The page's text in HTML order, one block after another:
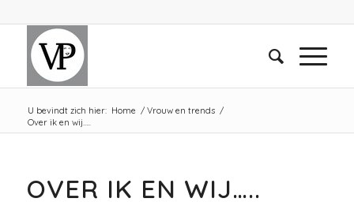
U bevindt zich hier: Home / Vrouw en trends /
Over ik en wij…..
OVER IK EN WIJ…..